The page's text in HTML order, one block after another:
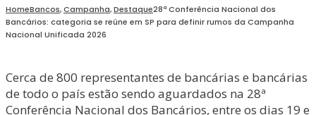
HomeBancos,Campanha,Destaque28ª Conferência Nacional dos
Bancários: categoria se reúne em SP para definir rumos da Campanha
Nacional Unificada 2026
Cerca de 800 representantes de bancárias e bancárias
de todo o país estão sendo aguardados na 28ª
Conferência Nacional dos Bancários, entre os dias 19 e